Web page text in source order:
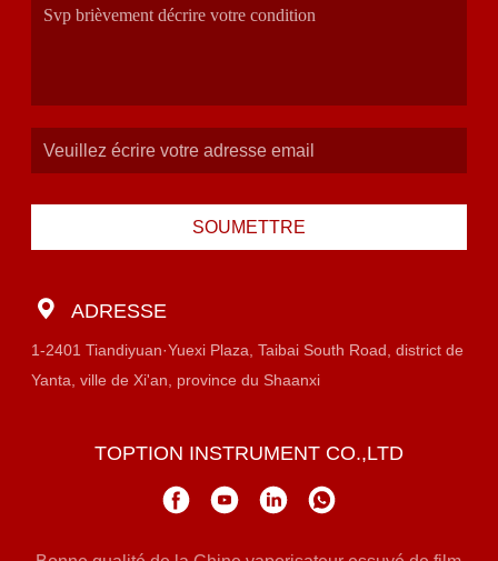
SOUMETTRE
ADRESSE
1-2401 Tiandiyuan·Yuexi Plaza, Taibai South Road, district de
Yanta, ville de Xi'an, province du Shaanxi
TOPTION INSTRUMENT CO.,LTD